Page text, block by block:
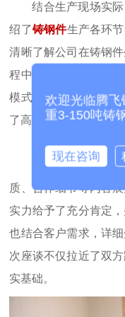
结合生产现场实
绍了铸钢件生产各环
清晰了解公司在铸钢
程中，客户结合讲解
模式、性能优良的生
了高度评价，充分认
三、深入座谈，
参观结束后，腾
质、合作细节等内容
实力给予了充分肯定
也结合客户需求，详
次座谈不仅拉近了双
实基础。
欢迎光临腾
重3-150吨铸
现在咨询